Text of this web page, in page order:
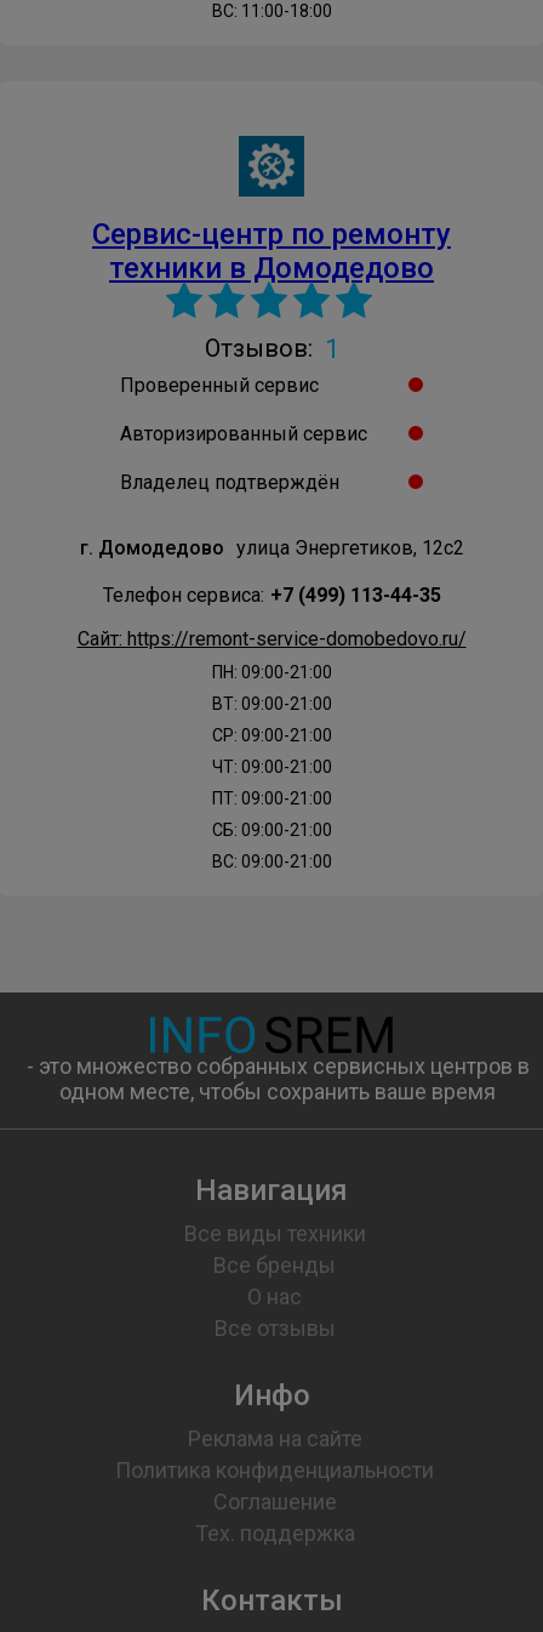
ВС: 11:00-18:00
Сервис-центр по ремонту
техники в Домодедово
Отзывов: 1
Проверенный сервис
Авторизированный сервис
Владелец подтверждён
г. Домодедово улица Энергетиков, 12с2
Телефон сервиса: +7 (499) 113-44-35
Сайт: https://remont-service-domobedovo.ru/
ПН: 09:00-21:00
ВТ: 09:00-21:00
СР: 09:00-21:00
ЧТ: 09:00-21:00
ПТ: 09:00-21:00
СБ: 09:00-21:00
ВС: 09:00-21:00
- это множество собранных сервисных центров в
одном месте, чтобы сохранить ваше время
Навигация
Все виды техники
Все бренды
О нас
Все отзывы
Инфо
Реклама на сайте
Политика конфиденциальности
Соглашение
Тех. поддержка
Контакты